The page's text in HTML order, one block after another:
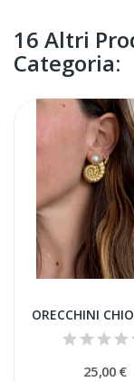
16 Altri
Categoria:
ORECCHINI
25,00 €